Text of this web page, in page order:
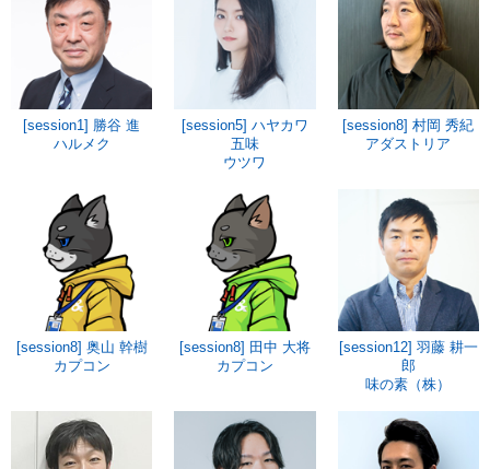
[session1] 勝谷 進
ハルメク
[session5] ハヤカワ
五味
ウツワ
[session8] 村岡 秀紀
アダストリア
[session8] 奥山 幹樹
カプコン
[session8] 田中 大将
カプコン
[session12] 羽藤 耕一
郎
味の素（株）